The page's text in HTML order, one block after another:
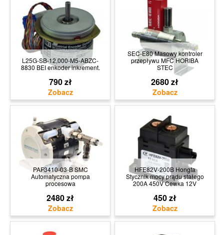
L25G-SB-12,000-M5-ABZC-
8830 BEI enkoder inkrement.
790 zł
SEC-E80 Masowy kontroler
przepływu MFC HORIBA
STEC
2680 zł
PAF3410-03-B SMC
Automatyczna pompa
procesowa
2480 zł
HFE82V-200B Hongfa
Stycznik mocy prądu stałego
200A 450V Cewka 12V
450 zł